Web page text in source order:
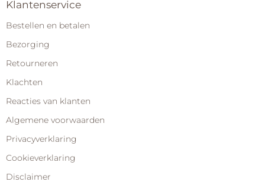
Klantenservice
Bestellen en betalen
Bezorging
Retourneren
Klachten
Reacties van klanten
Algemene voorwaarden
Privacyverklaring
Cookieverklaring
Disclaimer